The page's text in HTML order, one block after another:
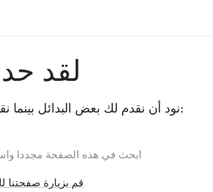
لقد
نود أن نقدم لك بعض البدائل بينما نقوم بإصلاح الخطأ:
ابحث في هذه الصفحة مجددا
قم بزيارة صفحتنا